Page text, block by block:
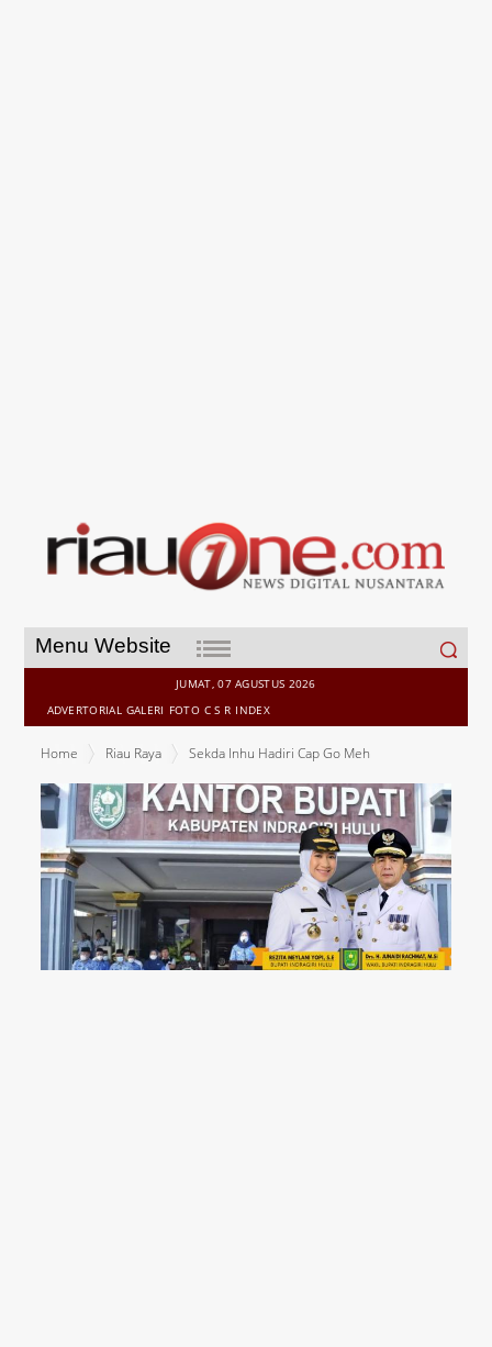
Menu Website
Search
for:
JUMAT, 07 AGUSTUS 2026
ADVERTORIAL GALERI FOTO C S R INDEX
Home Riau Raya Sekda Inhu Hadiri Cap Go Meh